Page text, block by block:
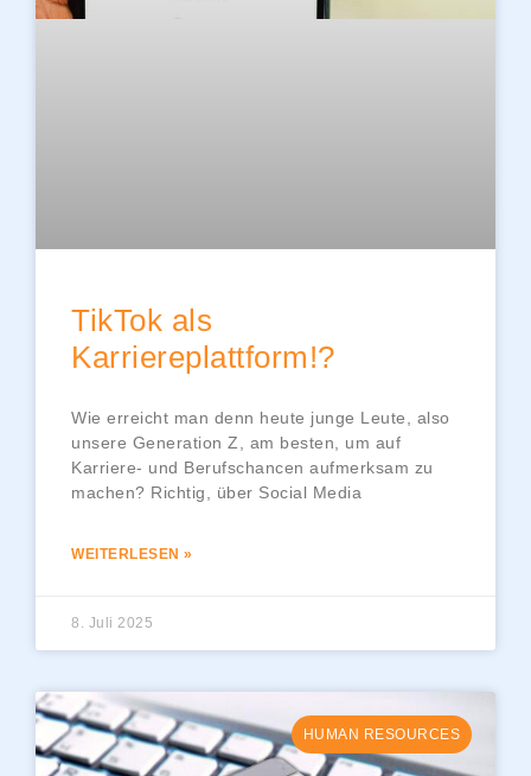
TikTok als
Karriereplattform!?
Wie erreicht man denn heute junge Leute, also
unsere Generation Z, am besten, um auf
Karriere- und Berufschancen aufmerksam zu
machen? Richtig, über Social Media
WEITERLESEN »
8. Juli 2025
HUMAN RESOURCES